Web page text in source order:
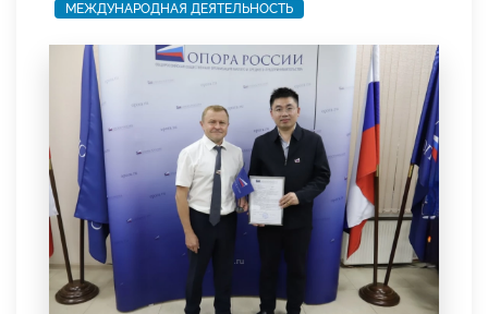
МЕЖДУНАРОДНАЯ ДЕЯТЕЛЬНОСТЬ